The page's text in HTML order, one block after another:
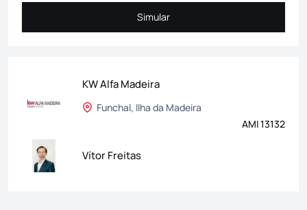
Simular
Simular
KW Alfa Madeira
Funchal, Ilha da Madeira
AMI 13132
Vítor Freitas